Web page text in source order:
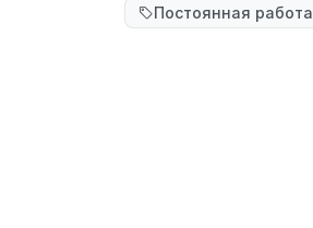
Постоянная работа